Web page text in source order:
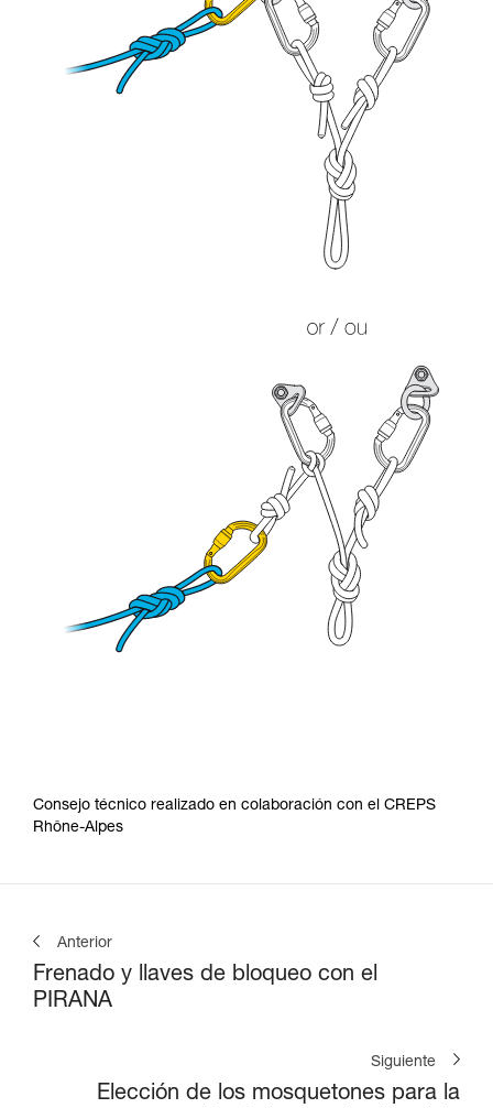
Consejo técnico realizado en colaboración con el CREPS
Rhône-Alpes
Anterior
Frenado y llaves de bloqueo con el
PIRANA
Siguiente
Elección de los mosquetones para la